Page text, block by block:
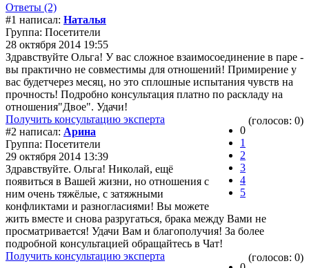
Ответы (2)
#1 написал: Наталья
Группа: Посетители
28 октября 2014 19:55
Здравствуйте Ольга! У вас сложное взаимосоединение в паре -
вы практично не совместимы для отношений! Примирение у
вас будетчерез месяц, но это сплошные испытания чувств на
прочность! Подробно консультация платно по раскладу на
отношения"Двое". Удачи!
Получить консультацию эксперта
0
1
2
3
4
5
(голосов: 0)
#2 написал: Арина
Группа: Посетители
29 октября 2014 13:39
Здравствуйте. Ольга! Николай, ещё
появиться в Вашей жизни, но отношения с
ним очень тяжёлые, с затяжными
конфликтами и разногласиями! Вы можете
жить вместе и снова разругаться, брака между Вами не
просматривается! Удачи Вам и благополучия! За более
подробной консультацией обращайтесь в Чат!
Получить консультацию эксперта
(голосов: 0)